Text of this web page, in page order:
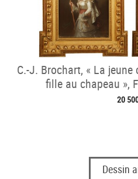
C.-J. Brochart, « La
fille au chapeau »,
20
Dessin